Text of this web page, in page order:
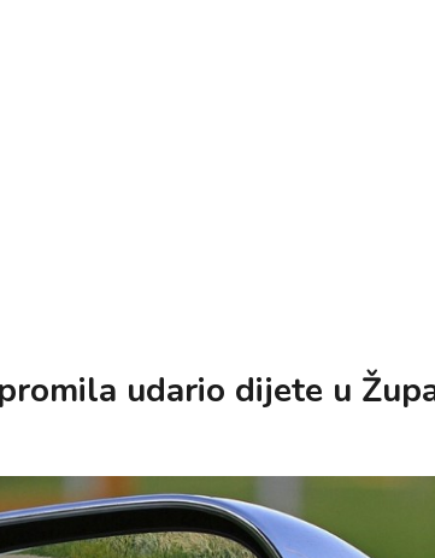
udario dijete u